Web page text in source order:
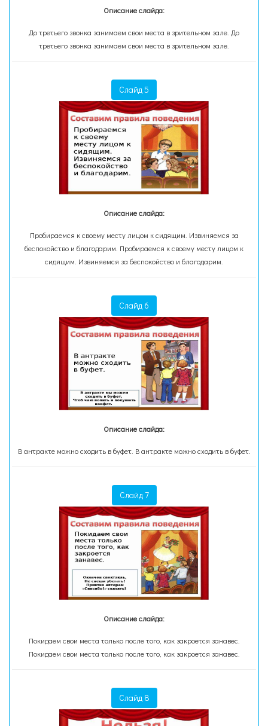
Описание слайда:
До третьего звонка занимаем свои места в зрительном зале. До
третьего звонка занимаем свои места в зрительном зале.
Слайд 5
Описание слайда:
Пробираемся к своему месту лицом к сидящим. Извиняемся за
беспокойство и благодарим. Пробираемся к своему месту лицом к
сидящим. Извиняемся за беспокойство и благодарим.
Слайд 6
Описание слайда:
В антракте можно сходить в буфет. В антракте можно сходить в буфет.
Слайд 7
Описание слайда:
Покидаем свои места только после того, как закроется занавес.
Покидаем свои места только после того, как закроется занавес.
Слайд 8